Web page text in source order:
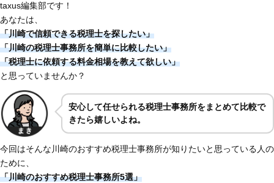
taxus編集部です！
あなたは、
「川崎で信頼できる税理士を探したい」
「川崎の税理士事務所を簡単に比較したい」
「税理士に依頼する料金相場を教えて欲しい」
と思っていませんか？
安心して任せられる税理士事務所をまとめて比較で
きたら嬉しいよね。
今回はそんな川崎のおすすめ税理士事務所が知りたいと思っている人の
ために、
「川崎のおすすめ税理士事務所5選」